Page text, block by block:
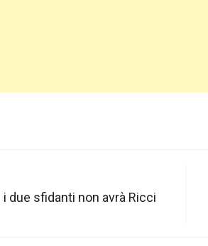
due sfidanti non avrà Ricci